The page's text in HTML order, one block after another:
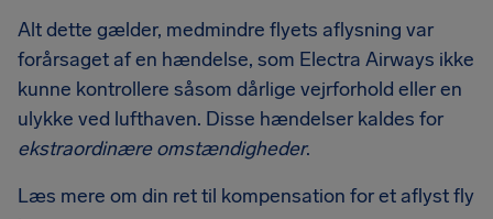
Alt dette gælder, medmindre flyets aflysning var
forårsaget af en hændelse, som Electra Airways ikke
kunne kontrollere såsom dårlige vejrforhold eller en
ulykke ved lufthaven. Disse hændelser kaldes for
ekstraordinære omstændigheder.
Læs mere om din ret til kompensation for et aflyst fly